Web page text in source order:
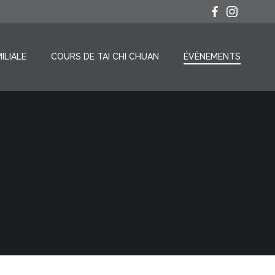
COURS DE TAI CHI CHUAN ÉVÈNEMENTS